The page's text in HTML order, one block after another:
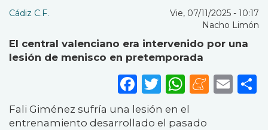
Cádiz C.F.
Vie, 07/11/2025 - 10:17
Nacho Limón
El central valenciano era intervenido por una
lesión de menisco en pretemporada
Facebook
Twitter
Fali Giménez sufría una lesión en el
entrenamiento desarrollado el pasado